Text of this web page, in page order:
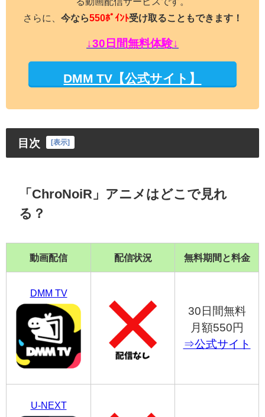
さらに、 今なら550ﾎﾟｲﾝﾄ受け取ることもできます！
↓30日間無料体験↓
DMM TV【公式サイト】
目次 [表示]
「ChroNoiR」アニメはどこで見れ
る？
動画配信 配信状況 無料期間と料金
DMM TV
30日間無料
月額550円
⇒公式サイト
U-NEXT